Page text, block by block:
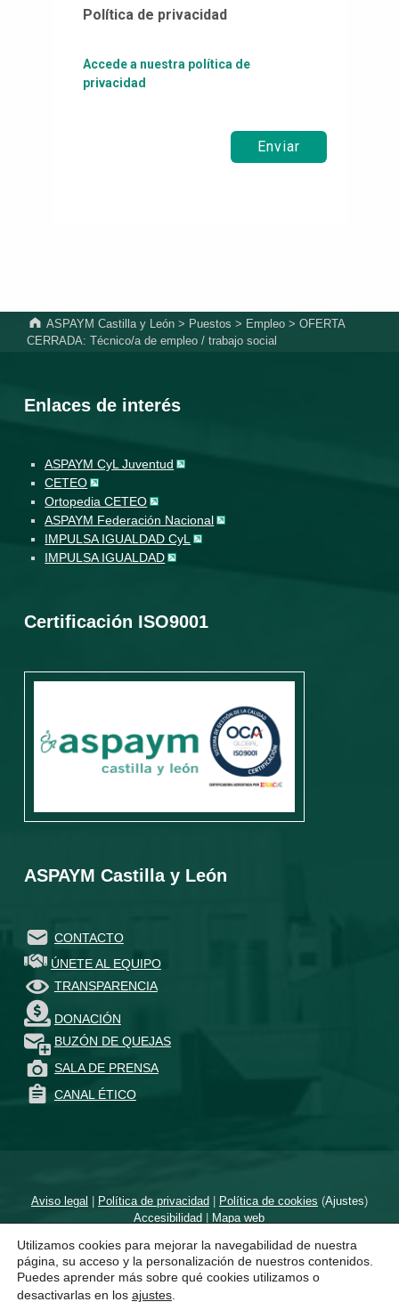
Política de privacidad
Accede a nuestra política de
privacidad
Enviar
ASPAYM Castilla y León > Puestos > Empleo >OFERTA
CERRADA: Técnico/a de empleo / trabajo social
Enlaces de interés
ASPAYM CyL Juventud
CETEO
Ortopedia CETEO
ASPAYM Federación Nacional
IMPULSA IGUALDAD CyL
IMPULSA IGUALDAD
Certificación ISO9001
ASPAYM Castilla y León
CONTACTO
ÚNETE AL EQUIPO
TRANSPARENCIA
DONACIÓN
BUZÓN DE QUEJAS
SALA DE PRENSA
CANAL ÉTICO
Aviso legal Política de privacidad Política de cookies (Ajustes)
Accesibilidad
Mapa web
Diseñado por un proyecto de
Utilizamos cookies para mejorar la navegabilidad de nuestra
página, su acceso y la personalización de nuestros contenidos.
Puedes aprender más sobre qué cookies utilizamos o
desactivarlas en los ajustes